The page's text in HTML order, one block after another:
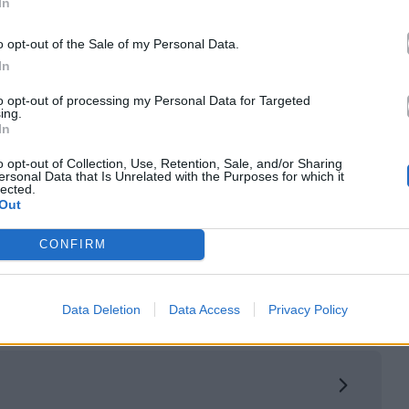
opt-out of the Sale of my Personal Data.
opt-out of processing my Personal Data for Targeted
opt-out of Collection, Use, Retention, Sale, and/or Sharing
Data that Is Unrelated with the Purposes for which it
CONFIRM
Data Deletion Data Access Privacy Policy
με το
2
News